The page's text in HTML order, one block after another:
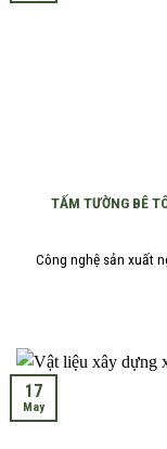
TẤM TƯỜNG BÊ
Công nghệ sản xuất
17
May